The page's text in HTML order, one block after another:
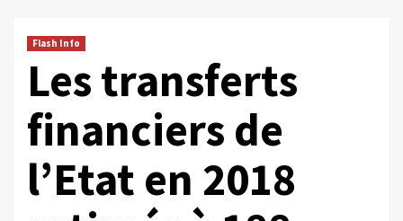
Flash Info
Les transferts
financiers de
l’Etat en 2018